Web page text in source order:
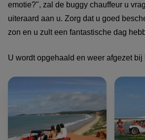
emotie?", zal de buggy chauffeur u
uiteraard aan u. Zorg dat u goed
zon en u zult een fantastische dag
U wordt opgehaald en weer afgezet bij